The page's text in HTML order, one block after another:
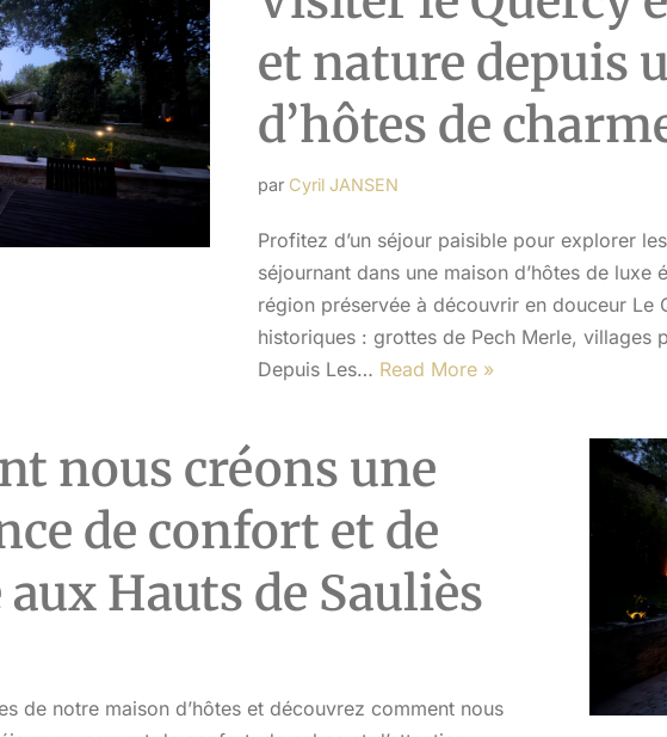
et nature depuis
d’hôtes de
par Cyril JANSEN
Profitez d’un séjour paisible pour explorer
séjournant dans une maison d’hôtes de
région préservée à découvrir en douceur Le
historiques : grottes de Pech Merle, villages
Depuis Les… Read More »
nous créons une
de confort et de
Hauts de Sauliès
de notre maison d’hôtes et découvrez comment nous